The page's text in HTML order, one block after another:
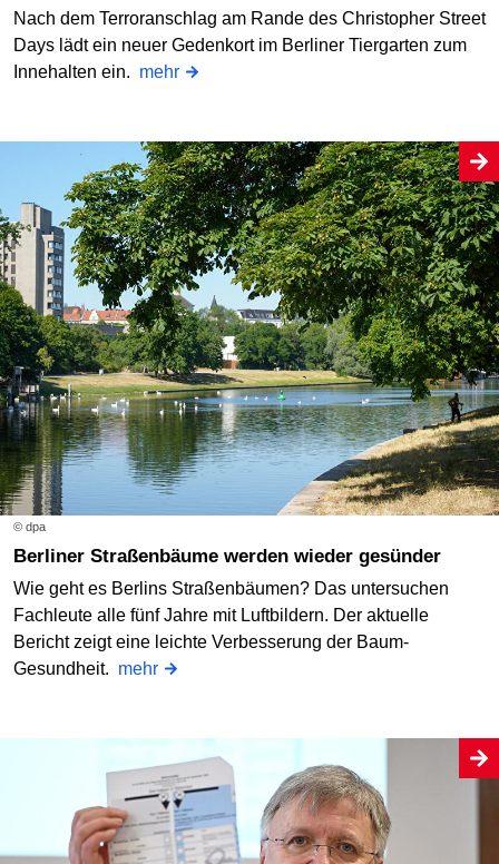
Nach dem Terroranschlag am Rande des Christopher Street
Days lädt ein neuer Gedenkort im Berliner Tiergarten zum
Innehalten ein. mehr
© dpa
Berliner Straßenbäume werden wieder gesünder
Wie geht es Berlins Straßenbäumen? Das untersuchen
Fachleute alle fünf Jahre mit Luftbildern. Der aktuelle
Bericht zeigt eine leichte Verbesserung der Baum-
Gesundheit. mehr